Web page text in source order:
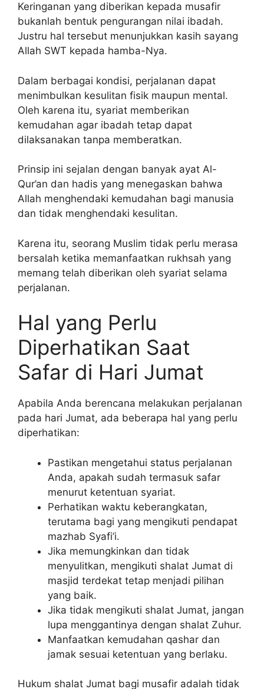
Keringanan yang diberikan kepada musafir
bukanlah bentuk pengurangan nilai ibadah.
Justru hal tersebut menunjukkan kasih sayang
Allah SWT kepada hamba-Nya.
Dalam berbagai kondisi, perjalanan dapat
menimbulkan kesulitan fisik maupun mental.
Oleh karena itu, syariat memberikan
kemudahan agar ibadah tetap dapat
dilaksanakan tanpa memberatkan.
Prinsip ini sejalan dengan banyak ayat Al-
Qur’an dan hadis yang menegaskan bahwa
Allah menghendaki kemudahan bagi manusia
dan tidak menghendaki kesulitan.
Karena itu, seorang Muslim tidak perlu merasa
bersalah ketika memanfaatkan rukhsah yang
memang telah diberikan oleh syariat selama
perjalanan.
Hal yang Perlu
Diperhatikan Saat
Safar di Hari Jumat
Apabila Anda berencana melakukan perjalanan
pada hari Jumat, ada beberapa hal yang perlu
diperhatikan:
Pastikan mengetahui status perjalanan
Anda, apakah sudah termasuk safar
menurut ketentuan syariat.
Perhatikan waktu keberangkatan,
terutama bagi yang mengikuti pendapat
mazhab Syafi’i.
Jika memungkinkan dan tidak
menyulitkan, mengikuti shalat Jumat di
masjid terdekat tetap menjadi pilihan
yang baik.
Jika tidak mengikuti shalat Jumat, jangan
lupa menggantinya dengan shalat Zuhur.
Manfaatkan kemudahan qashar dan
jamak sesuai ketentuan yang berlaku.
Hukum shalat Jumat bagi musafir adalah tidak